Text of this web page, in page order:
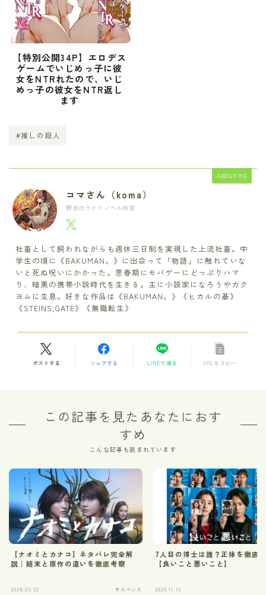
【特別公開34P】エロデス
ゲームでいじめっ子に彼
女をNTRれたので、いじ
めっ子の彼女をNTR返し
ます
#推しの殺人
ABOUT ME
コマさん（koma）
野生のライトノベル作家
社畜として飼われながらも週休三日制を実現した上流社畜。中
学生の頃に《BAKUMAN。》に出会って「物語」に触れていな
いと死ぬ呪いにかかった。思春期にモバゲーにどっぷりハマ
り、暗黒の携帯小説時代を生きる。主に小説家になろうやカク
ヨムに生息。好きな作品は《BAKUMAN。》《ヒカルの碁》
《STEINS;GATE》《無職転生》
ポストする シェアする LINEで送る URLをコピー
この記事を見たあなたにおす
すめ
こんな記事も読まれています
【ナオミとカナコ】ネタバレ完全解
説｜結末と原作の違いを徹底考察
2026.03.22 サスペンス
7人目の博士は誰？正体を徹底
【良いこと悪いこと】
2025.11.13